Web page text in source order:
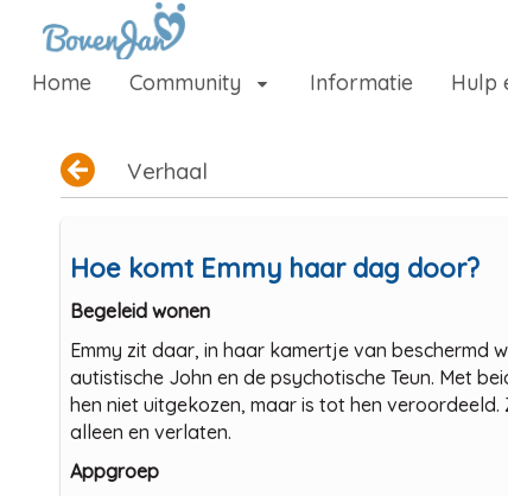
Naar content
Home
Informatie
Over ons platform
Home Community Informatie Hulp
Verhaal
Hoe komt Emmy haar dag door?
Begeleid wonen
Emmy zit daar, in haar kamertje van beschermd
autistische John en de psychotische Teun. Met
hen niet uitgekozen, maar is tot hen
alleen en verlaten.
Appgroep